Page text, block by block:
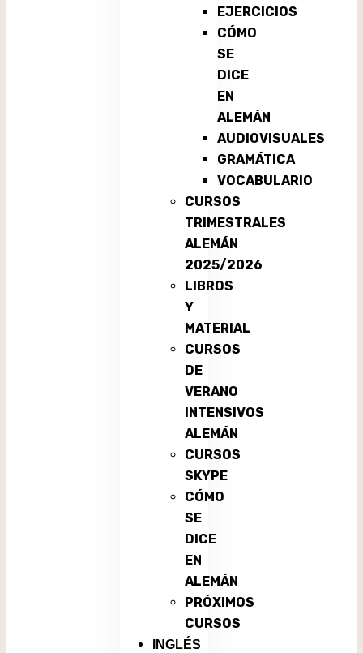
EJERCICIOS
CÓMO
SE
DICE
EN
ALEMÁN
AUDIOVISUALES
GRAMÁTICA
VOCABULARIO
CURSOS
TRIMESTRALES
ALEMÁN
2025/2026
LIBROS
Y
MATERIAL
CURSOS
DE
VERANO
INTENSIVOS
ALEMÁN
CURSOS
SKYPE
CÓMO
SE
DICE
EN
ALEMÁN
PRÓXIMOS
CURSOS
INGLÉS